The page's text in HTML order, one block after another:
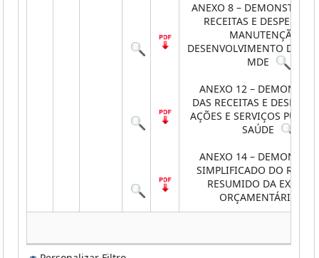
ANEXO 8 –
RECEITAS E DESPESAS
MANUTENÇÃO E
DESENVOLVIMENTO DO
MDE
ANEXO 12 –
DAS RECEITAS E
AÇÕES E SERVIÇOS
SAÚDE
ANEXO 14 –
SIMPLIFICADO DO
RESUMIDO DA
ORÇAMENTÁRIA